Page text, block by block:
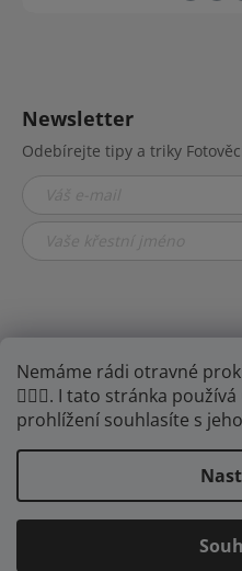
Nemáme rádi otravné
🤦🏾‍♂️. I tato stránka
prohlížení souhlasíte s
Newsletter
Odebírejte tipy a triky
Najdete nás na YouTube,